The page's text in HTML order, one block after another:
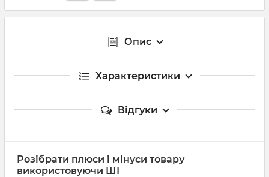
Опис
Характеристики
Відгуки
Розібрати плюси і мінуси товару
використовуючи ШІ